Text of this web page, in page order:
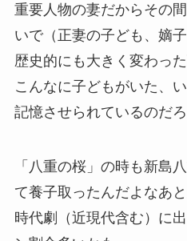
重要人物の妻だからその
いで（正妻の子ども、嫡子
歴史的にも大きく変わっ
こんなに子どもがいた、
記憶させられているのだ
「八重の桜」の時も新島
て養子取ったんだよなあ
時代劇（近現代含む）に